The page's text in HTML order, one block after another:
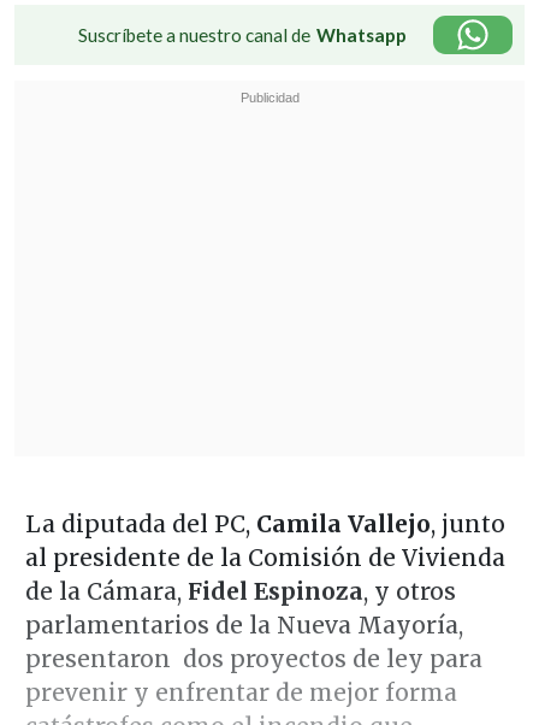
Suscríbete a nuestro canal de Whatsapp
La diputada del PC, Camila Vallejo, junto
al presidente de la Comisión de Vivienda
de la Cámara, Fidel Espinoza, y otros
parlamentarios de la Nueva Mayoría,
presentaron dos proyectos de ley para
prevenir y enfrentar de mejor forma